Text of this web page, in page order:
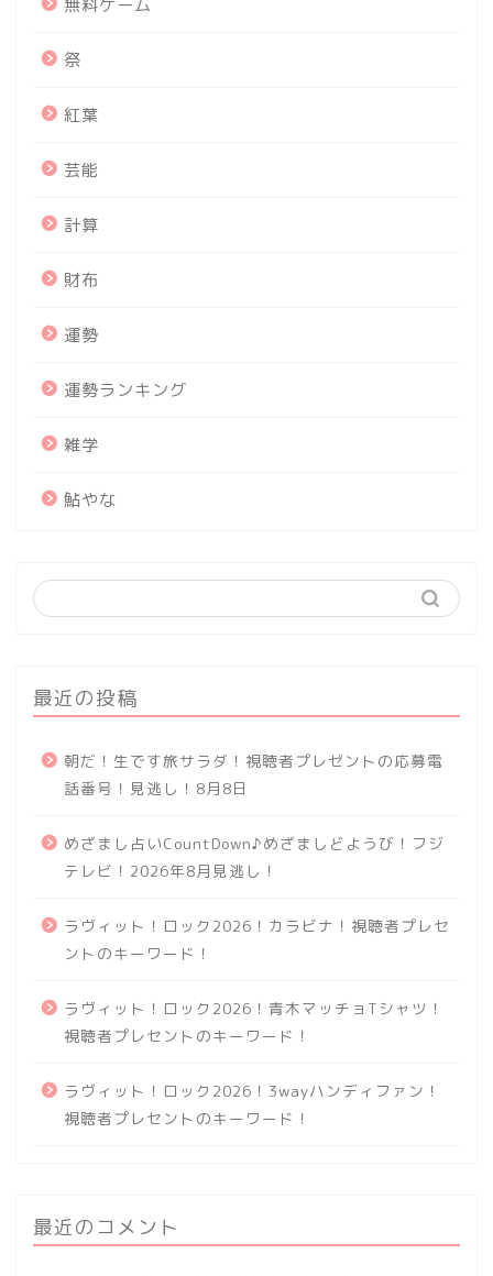
無料ゲーム
祭
紅葉
芸能
計算
財布
運勢
運勢ランキング
雑学
鮎やな
最近の投稿
朝だ！生です旅サラダ！視聴者プレゼントの応募電
話番号！見逃し！8月8日
めざまし占いCountDown♪めざましどようび！フジ
テレビ！2026年8月見逃し！
ラヴィット！ロック2026！カラビナ！視聴者プレセ
ントのキーワード！
ラヴィット！ロック2026！青木マッチョTシャツ！
視聴者プレセントのキーワード！
ラヴィット！ロック2026！3wayハンディファン！
視聴者プレセントのキーワード！
最近のコメント